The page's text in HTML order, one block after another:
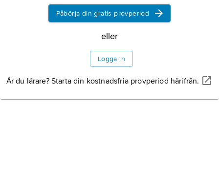
Påbörja din gratis provperiod
eller
Logga in
Är du lärare? Starta din kostnadsfria provperiod härifrån.